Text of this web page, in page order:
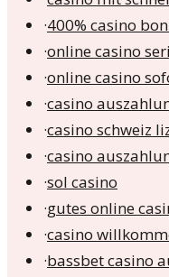
·400% casino
·online casino
·online casino
·casino
·casino schweiz
·casino
·sol casino
·gutes online
·casino
·bassbet casino